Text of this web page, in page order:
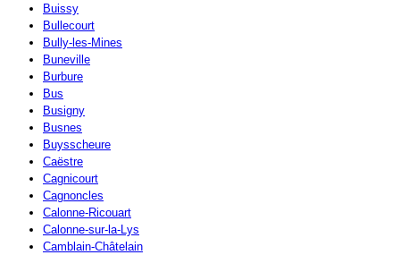
Buissy
Bullecourt
Bully-les-Mines
Buneville
Burbure
Bus
Busigny
Busnes
Buysscheure
Caëstre
Cagnicourt
Cagnoncles
Calonne-Ricouart
Calonne-sur-la-Lys
Camblain-Châtelain